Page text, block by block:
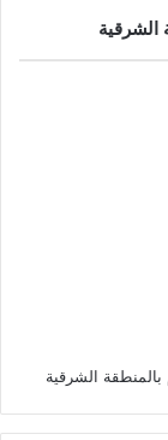
الشرقية
الشرقية